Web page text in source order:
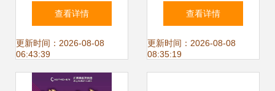
全球首个智能互联
工厂如何重新定义
未来制造
查看详情
更新时间：2026-08-08
06:43:39
卡士苏州工厂的酸
奶智造逻辑
查看详情
更新时间：2026-08-08
08:35:19